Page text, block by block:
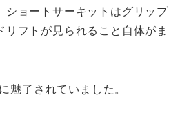
ショートサーキットはグリップ
フトが見られること自体がま
了されていました。